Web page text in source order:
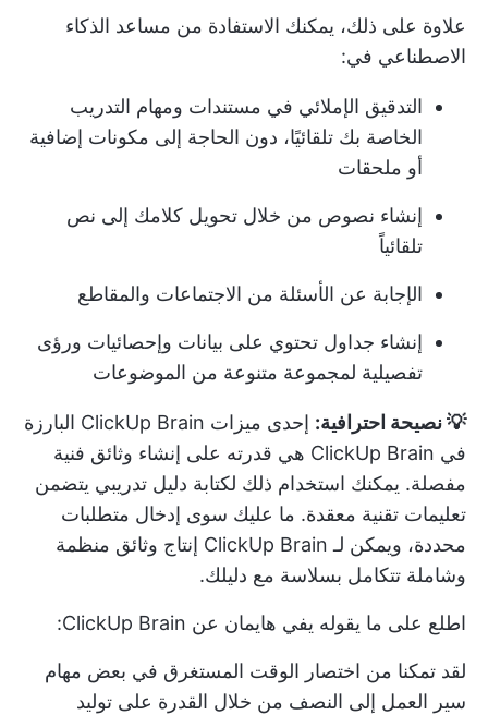
علاوة على ذلك، يمكنك الاستفادة من مساعد الذكاء
الاصطناعي في:
التدقيق الإملائي في مستندات ومهام التدريب
الخاصة بك تلقائيًا، دون الحاجة إلى مكونات إضافية
أو ملحقات
إنشاء نصوص من خلال تحويل كلامك إلى نص
تلقائياً
الإجابة عن الأسئلة من الاجتماعات والمقاطع
إنشاء جداول تحتوي على بيانات وإحصائيات ورؤى
تفصيلية لمجموعة متنوعة من الموضوعات
💡 نصيحة احترافية:
إحدى ميزات ClickUp Brain البارزة
في ClickUp Brain هي قدرته على إنشاء وثائق فنية
مفصلة. يمكنك استخدام ذلك لكتابة دليل تدريبي يتضمن
تعليمات تقنية معقدة. ما عليك سوى إدخال متطلبات
محددة، ويمكن لـ ClickUp Brain إنتاج وثائق منظمة
وشاملة تتكامل بسلاسة مع دليلك.
اطلع على ما يقوله يفي هايمان عن ClickUp Brain:
لقد تمكنا من اختصار الوقت المستغرق في بعض مهام
سير العمل إلى النصف من خلال القدرة على توليد